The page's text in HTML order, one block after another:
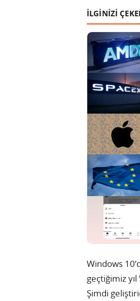
İLGİNİZİ
Windows
geçtiğimiz
Şimdi